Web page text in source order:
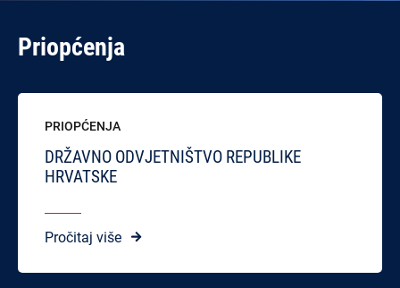
Priopćenja
PRIOPĆENJA
DRŽAVNO ODVJETNIŠTVO REPUBLIKE
HRVATSKE
Pročitaj više